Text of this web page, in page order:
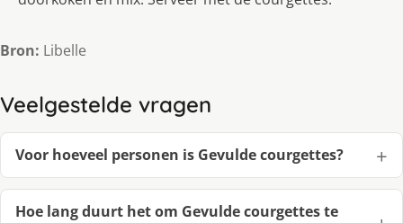
Bron: Libelle
Veelgestelde vragen
Voor hoeveel personen is Gevulde courgettes?
Hoe lang duurt het om Gevulde courgettes te